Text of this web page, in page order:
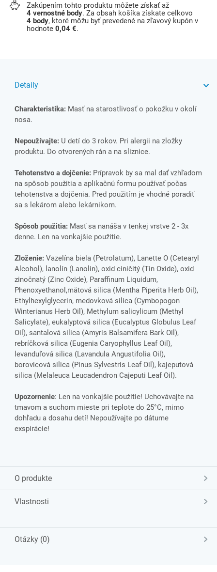
Zakúpením tohto produktu môžete získať až
4 vernostné body. Za obsah košíka získate celkovo
4 body, ktoré môžu byť prevedené na zľavový kupón v
hodnote 0,04 €.
Detaily
Charakteristika: Masť na starostlivosť o pokožku v okolí
nosa.
Nepoužívajte: U detí do 3 rokov. Pri alergii na zložky
produktu. Do otvorených rán a na sliznice.
Tehotenstvo a dojčenie: Prípravok by sa mal dať vzhľadom
na spôsob použitia a aplikačnú formu používať počas
tehotenstva a dojčenia. Pred použitím je vhodné poradiť
sa s lekárom alebo lekárnikom.
Spôsob použitia: Masť sa nanáša v tenkej vrstve 2 - 3x
denne. Len na vonkajšie použitie.
Zloženie: Vazelína biela (Petrolatum), Lanette O (Cetearyl
Alcohol), lanolín (Lanolin), oxid ciničitý (Tin Oxide), oxid
zinočnatý (Zinc Oxide), Paraffinum Liquidum,
Phenoxyethanol,mätová silica (Mentha Piperita Herb Oil),
Ethylhexylglycerin, medovková silica (Cymbopogon
Winterianus Herb Oil), Methylum salicylicum (Methyl
Salicylate), eukalyptová silica (Eucalyptus Globulus Leaf
Oil), santalová silica (Amyris Balsamifera Bark Oil),
rebríčková silica (Eugenia Caryophyllus Leaf Oil),
levanduľová silica (Lavandula Angustifolia Oil),
borovicová silica (Pinus Sylvestris Leaf Oil), kajeputová
silica (Melaleuca Leucadendron Cajeputi Leaf Oil).
Upozornenie: Len na vonkajšie použitie! Uchovávajte na
tmavom a suchom mieste pri teplote do 25°C, mimo
dohľadu a dosahu detí! Nepoužívajte po dátume
exspirácie!
O produkte
Vlastnosti
Otázky (0)